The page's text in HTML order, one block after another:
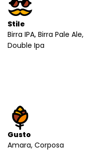
Stile
Birra IPA, Birra Pale Ale,
Double Ipa
Gusto
Amara, Corposa